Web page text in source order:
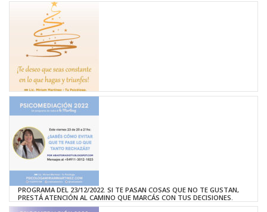
PROGRAMA DEL 23/12/2022. SI TE PASAN COSAS QUE NO TE GUSTAN,
PRESTÁ ATENCIÓN AL CAMINO QUE MARCÁS CON TUS DECISIONES.